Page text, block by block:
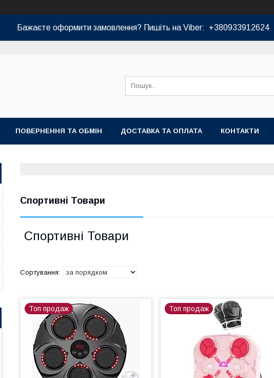
Бажаєте оформити замовлення? Пишіть на Viber: +380933912624
ПОВЕРНЕННЯ ТА ОБМІН ДОСТАВКА ТА ОПЛАТА КОНТАКТИ
Спортивні Товари
Спортивні Товари
Топ продаж Топ продаж